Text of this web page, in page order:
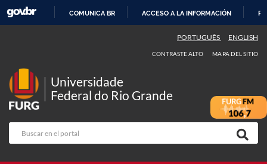
CONTENIDO
COMUNICA BR ACCESO A LA INFORMACIÓN
PORTUGUÊS ENGLISH
CONTRASTE ALTO MAPA DEL SITIO
Universidade
Federal do Rio Grande